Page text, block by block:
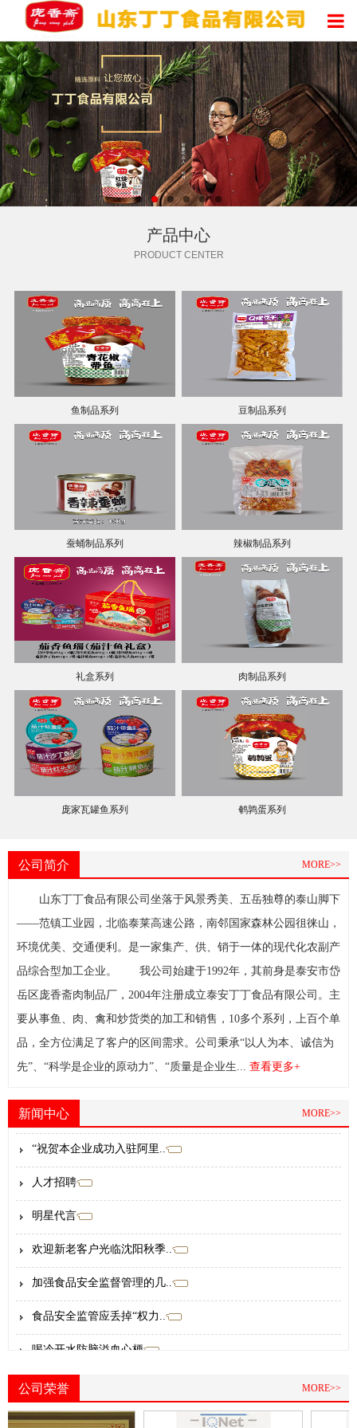
产品中心
PRODUCT CENTER
鱼制品系列 豆制品系列
蚕蛹制品系列 辣椒制品系列
礼盒系列 肉制品系列
庞家瓦罐鱼系列 鹌鹑蛋系列
MORE>>
公司简介
山东丁丁食品有限公司坐落于风景秀美、五岳独尊的泰山脚下
——范镇工业园，北临泰莱高速公路，南邻国家森林公园徂徕山，
环境优美、交通便利。是一家集产、供、销于一体的现代化农副产
品综合型加工企业。 我公司始建于1992年，其前身是泰安市岱
岳区庞香斋肉制品厂，2004年注册成立泰安丁丁食品有限公司。主
要从事鱼、肉、禽和炒货类的加工和销售，10多个系列，上百个单
品，全方位满足了客户的区间需求。公司秉承“以人为本、诚信为
先”、“科学是企业的原动力”、“质量是企业生... 查看更多+
MORE>>
新闻中心
成功入驻上海大润发超市
“祝贺本企业成功入驻阿里..
人才招聘
明星代言
欢迎新老客户光临沈阳秋季..
加强食品安全监督管理的几..
食品安全监管应丢掉“权力..
喝冷开水防脑溢血心梗
美国出毒绿葱65人染病
MORE>>
公司荣誉